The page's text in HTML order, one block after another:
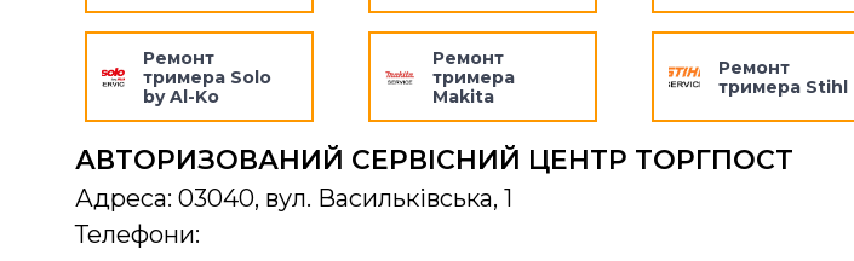
Ремонт
тримера Solo
by Al-Ko
Ремонт
тримера
Makita
Ремонт
тримера Stihl
АВТОРИЗОВАНИЙ СЕРВІСНИЙ ЦЕНТР ТОРГПОСТ
Адреса: 03040, вул. Васильківська, 1
Телефони: